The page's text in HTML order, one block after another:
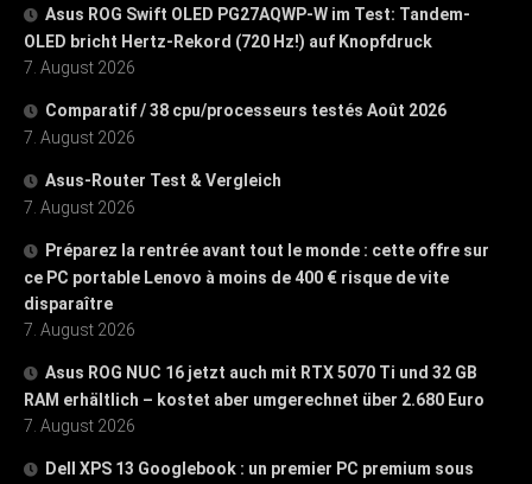
Asus ROG Swift OLED PG27AQWP-W im Test: Tandem-
OLED bricht Hertz-Rekord (720 Hz!) auf Knopfdruck
7. August 2026
Comparatif / 38 cpu/processeurs testés Août 2026
7. August 2026
Asus-Router Test & Vergleich
7. August 2026
Préparez la rentrée avant tout le monde : cette offre sur
ce PC portable Lenovo à moins de 400 € risque de vite
disparaître
7. August 2026
Asus ROG NUC 16 jetzt auch mit RTX 5070 Ti und 32 GB
RAM erhältlich – kostet aber umgerechnet über 2.680 Euro
7. August 2026
Dell XPS 13 Googlebook : un premier PC premium sous